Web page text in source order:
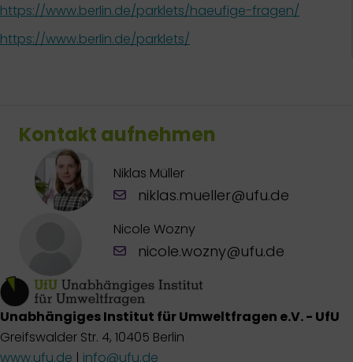
https://www.berlin.de/parklets/haeufige-fragen/
https://www.berlin.de/parklets/
Kontakt aufnehmen
Niklas Müller
niklas.mueller@ufu.de
Nicole Wozny
nicole.wozny@ufu.de
Unabhängiges Institut für Umweltfragen e.V. - UfU
Greifswalder Str. 4, 10405 Berlin
www.ufu.de | info@ufu.de